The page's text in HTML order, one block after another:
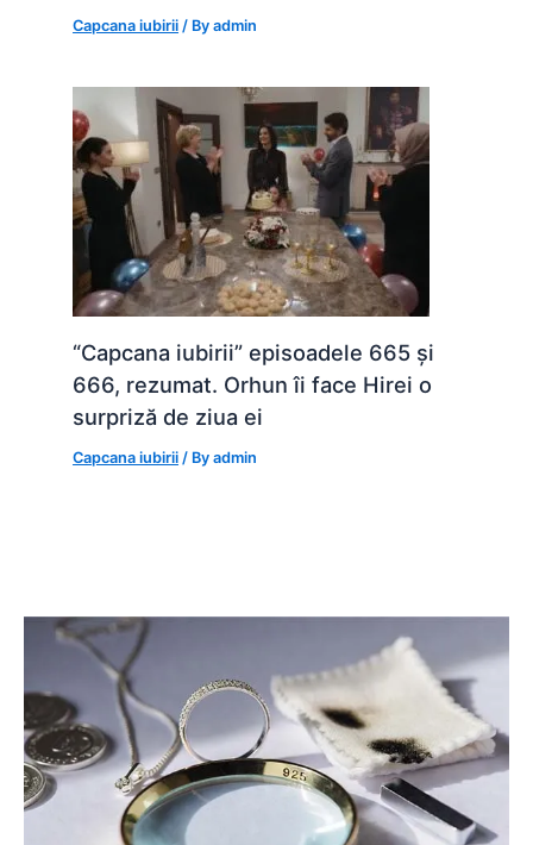
Capcana iubirii / Byadmin
“Capcana iubirii” episoadele 665 și
666, rezumat. Orhun îi face Hirei o
surpriză de ziua ei
Capcana iubirii / Byadmin